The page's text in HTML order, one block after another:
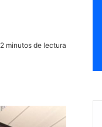
2 minutos de lectura